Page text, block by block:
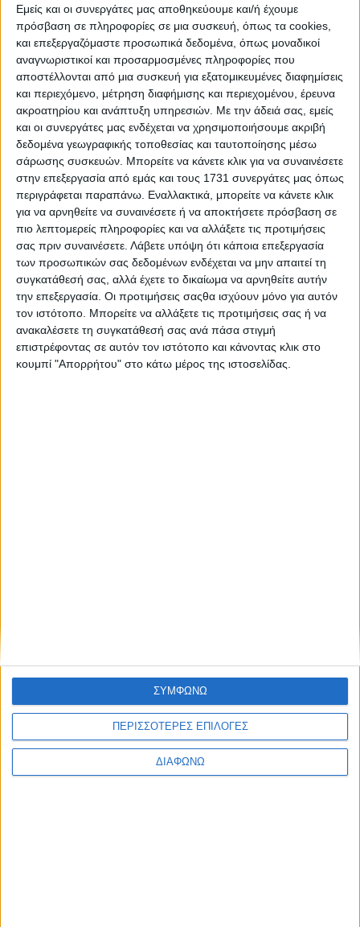
Εμείς και οι συνεργάτες μας αποθηκεύουμε και/ή έχουμε
πρόσβαση σε πληροφορίες σε μια συσκευή, όπως τα cookies,
και επεξεργαζόμαστε προσωπικά δεδομένα, όπως μοναδικοί
αναγνωριστικοί και προσαρμοσμένες πληροφορίες που
αποστέλλονται από μια συσκευή για εξατομικευμένες διαφημίσεις
και περιεχόμενο, μέτρηση διαφήμισης και περιεχομένου, έρευνα
ακροατηρίου και ανάπτυξη υπηρεσιών. Με την άδειά σας, εμείς
και οι συνεργάτες μας ενδέχεται να χρησιμοποιήσουμε ακριβή
δεδομένα γεωγραφικής τοποθεσίας και ταυτοποίησης μέσω
σάρωσης συσκευών. Μπορείτε να κάνετε κλικ για να συναινέσετε
στην επεξεργασία από εμάς και τους 1731 συνεργάτες μας όπως
περιγράφεται παραπάνω. Εναλλακτικά, μπορείτε να κάνετε κλικ
για να αρνηθείτε να συναινέσετε ή να αποκτήσετε πρόσβαση σε
πιο λεπτομερείς πληροφορίες και να αλλάξετε τις προτιμήσεις
σας πριν συναινέσετε. Λάβετε υπόψη ότι κάποια επεξεργασία
των προσωπικών σας δεδομένων ενδέχεται να μην απαιτεί τη
συγκατάθεσή σας, αλλά έχετε το δικαίωμα να αρνηθείτε αυτήν
την επεξεργασία. Οι προτιμήσεις σαςθα ισχύουν μόνο για αυτόν
τον ιστότοπο. Μπορείτε να αλλάξετε τις προτιμήσεις σας ή να
ανακαλέσετε τη συγκατάθεσή σας ανά πάσα στιγμή
επιστρέφοντας σε αυτόν τον ιστότοπο και κάνοντας κλικ στο
κουμπί "Απορρήτου" στο κάτω μέρος της ιστοσελίδας.
ΠΕΡΙΣΣΟΤΕΡΕΣ ΕΠΙΛΟΓΕΣ
ΔΙΑΦΩΝΩ
ΣΥΜΦΩΝΩ
Ρήγισσα Πρωτοχρονιά
Με κόκκινη κλωστή δένουμε ιστορίες, δημοτικά
τραγούδια και σας δίνουμε ραντεβού την ημέρα της
πρωτοχρονιάς παρέα με την Βούλα Νεονάκη και την
Ευγενία Τόλη Δαμαβολίτη. Μαζί τους ο Αντώνης
Λεωντίδης στη λύρα και ο Στέλιος Φιλιππάκης στο
λαούτο.
Classics Επικοινωνία H Eταιρεία
Trailers